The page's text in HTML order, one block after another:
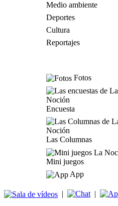
Medio ambiente
Deportes
Cultura
Reportajes
Fotos
Encuesta
Las Columnas
Mini juegos
App
| |